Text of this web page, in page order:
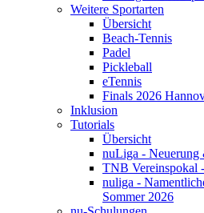
Weitere Sportarten
Übersicht
Beach-Tennis
Padel
Pickleball
eTennis
Finals 2026
Inklusion
Tutorials
Übersicht
nuLiga - Neuerung
TNB Vereinspokal
nuliga -
Sommer 2026